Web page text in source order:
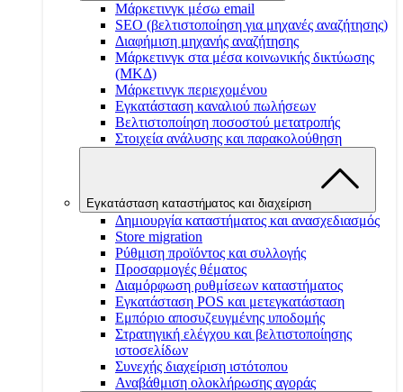
Μάρκετινγκ μέσω email
SEO (βελτιστοποίηση για μηχανές αναζήτησης)
Διαφήμιση μηχανής αναζήτησης
Μάρκετινγκ στα μέσα κοινωνικής δικτύωσης
(ΜΚΔ)
Μάρκετινγκ περιεχομένου
Εγκατάσταση καναλιού πωλήσεων
Βελτιστοποίηση ποσοστού μετατροπής
Στοιχεία ανάλυσης και παρακολούθηση
Εγκατάσταση καταστήματος και διαχείριση
Δημιουργία καταστήματος και ανασχεδιασμός
Store migration
Ρύθμιση προϊόντος και συλλογής
Προσαρμογές θέματος
Διαμόρφωση ρυθμίσεων καταστήματος
Εγκατάσταση POS και μετεγκατάσταση
Εμπόριο αποσυζευγμένης υποδομής
Στρατηγική ελέγχου και βελτιστοποίησης
ιστοσελίδων
Συνεχής διαχείριση ιστότοπου
Αναβάθμιση ολοκλήρωσης αγοράς